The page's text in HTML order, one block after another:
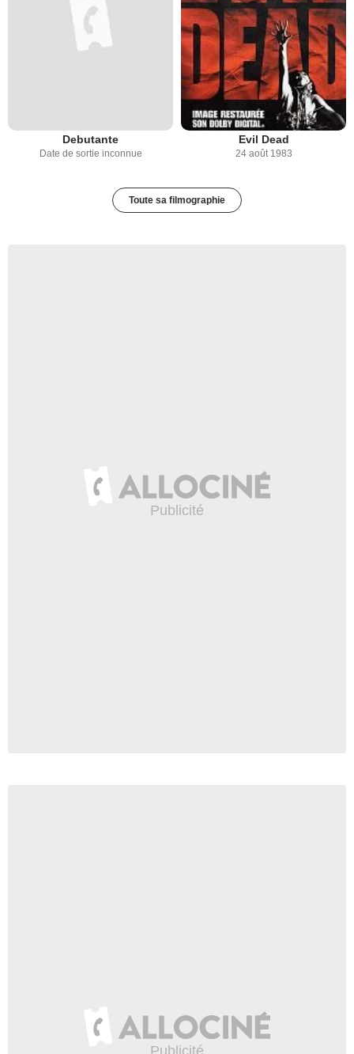
Debutante
Date de sortie inconnue
Evil Dead
24 août 1983
Toute sa filmographie